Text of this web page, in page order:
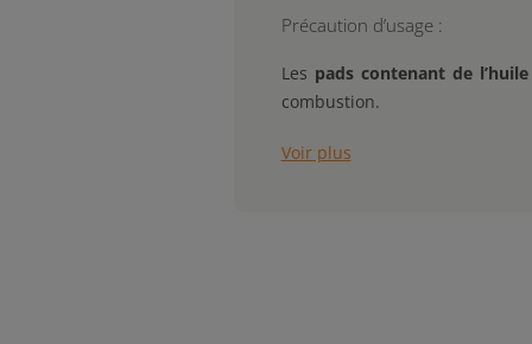
Précaution d’usage :
Les pads contenant de l’huile
combustion.
Voir plus